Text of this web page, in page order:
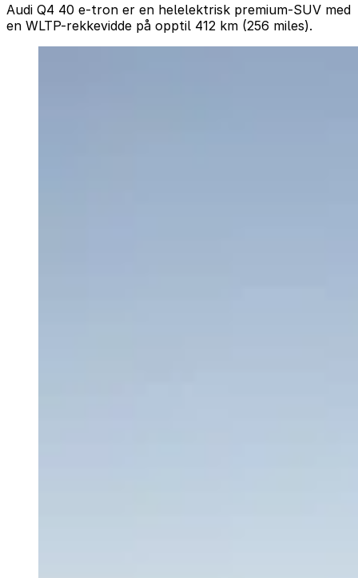
Audi Q4 40 e-tron er en helelektrisk premium-SUV med
en WLTP-rekkevidde på opptil 412 km (256 miles).